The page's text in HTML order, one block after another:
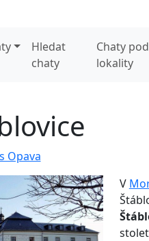
Hledat
chaty
Chaty
lokality
Opava
V